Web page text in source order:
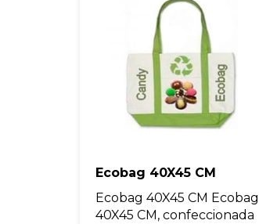
Ecobag 40X45 CM
Ecobag 40X45 CM Ecobag
40X45 CM, confeccionada